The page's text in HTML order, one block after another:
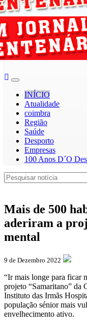
Toggle
navigation
INÍCIO
Atualidade
coimbra
Região
Saúde
Desporto
Empresas
100 Anos D´O
Pesquisar
Mais de 500
aderiram a
mental
9 de Dezembro 2022
“Ir mais longe para ficar
projeto “Samaritano” da
Instituto das Irmãs
população sénior mais
envelhecimento ativo.